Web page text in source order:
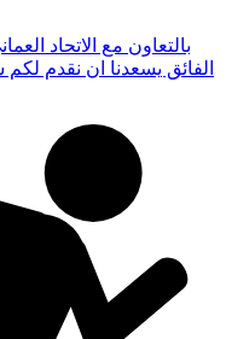
بالتعاون مع الاتحاد
الفائق يسعدنا ان نقدم